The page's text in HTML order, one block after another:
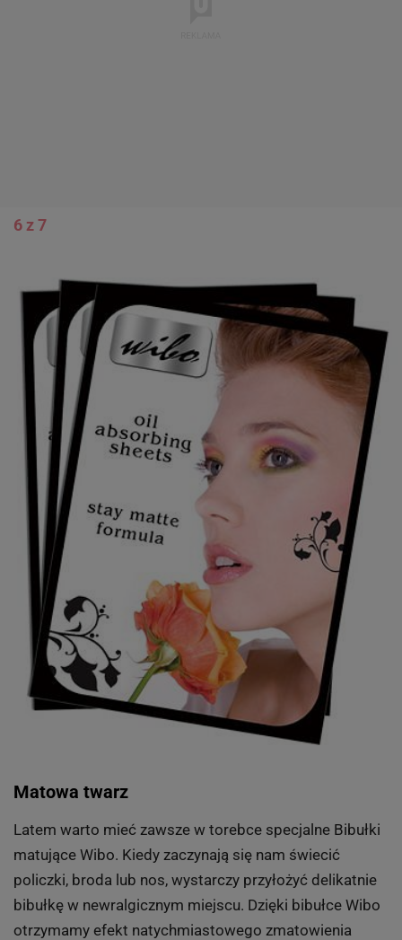
6 z 7
Matowa twarz
Latem warto mieć zawsze w torebce specjalne Bibułki
matujące Wibo. Kiedy zaczynają się nam świecić
policzki, broda lub nos, wystarczy przyłożyć delikatnie
bibułkę w newralgicznym miejscu. Dzięki bibułce Wibo
otrzymamy efekt natychmiastowego zmatowienia